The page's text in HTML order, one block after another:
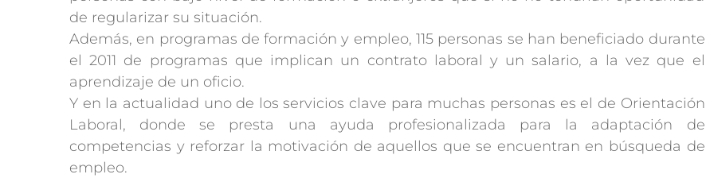
de regularizar su situación.
Además, en programas de formación y empleo, 115 personas se han beneficiado durante
el 2011 de programas que implican un contrato laboral y un salario, a la vez que el
aprendizaje de un oficio.
Y en la actualidad uno de los servicios clave para muchas personas es el de Orientación
Laboral, donde se presta una ayuda profesionalizada para la adaptación de
competencias y reforzar la motivación de aquellos que se encuentran en búsqueda de
empleo.